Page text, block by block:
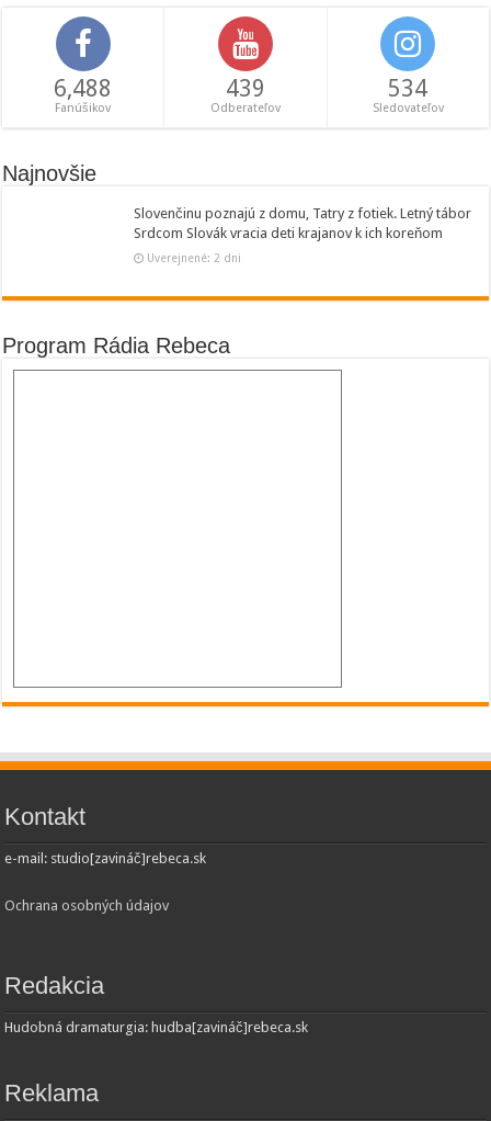
6,488
Fanúšikov
439
Odberateľov
534
Sledovateľov
Najnovšie
Slovenčinu poznajú z domu, Tatry z fotiek. Letný tábor
Srdcom Slovák vracia deti krajanov k ich koreňom
Uverejnené: 2 dni
Program Rádia Rebeca
Kontakt
e-mail: studio[zavináč]rebeca.sk
Ochrana osobných údajov
Redakcia
Hudobná dramaturgia: hudba[zavináč]rebeca.sk
Reklama